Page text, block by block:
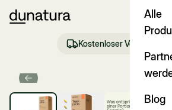
Alle
Blog
Kostenloser Versand ab
Über 4.000x gekauft
Previous slide